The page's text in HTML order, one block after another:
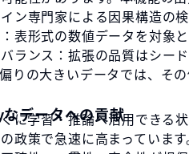
ン専門家による因果構造の
表形式の数値データを対象と
ランス：拡張の品質はシー
りの大きいデータでは、そ
データへの貢献
に学習・推論へ活用できる
政策で急速に高まっていま